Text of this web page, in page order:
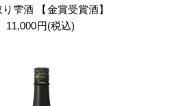
雫酒 【金賞受賞酒】
11,000円(税込)